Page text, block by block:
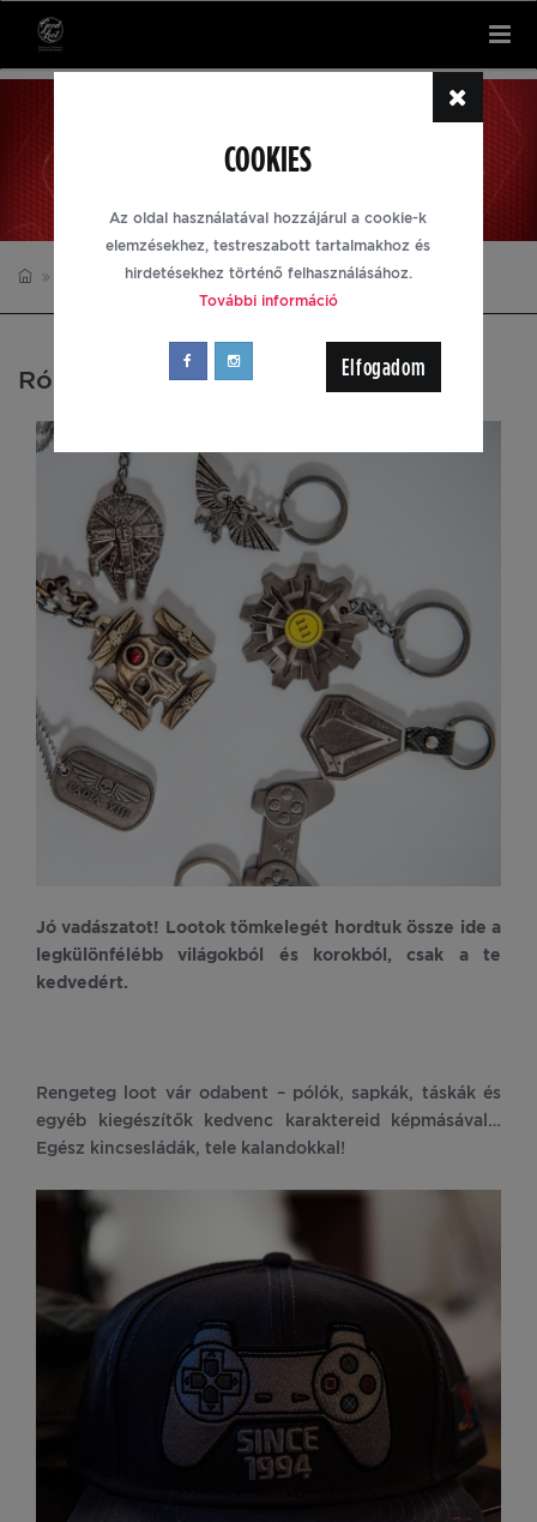
RÓLUNK
Rólunk
Jó vadászatot! Lootok tömkelegét hordtuk össze ide a
legkülönfélébb világokból és korokból, csak a te
kedvedért.
Rengeteg loot vár odabent – pólók, sapkák, táskák és
egyéb kiegészítők kedvenc karaktereid képmásával…
Egész kincsesládák, tele kalandokkal!
COOKIES
Az oldal használatával hozzájárul a cookie-k
elemzésekhez, testreszabott tartalmakhoz és
hirdetésekhez történő felhasználásához.
További információ
Elfogadom